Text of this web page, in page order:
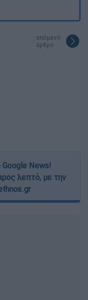
επόμενο
άρθρο
News!
λεπτό, με την